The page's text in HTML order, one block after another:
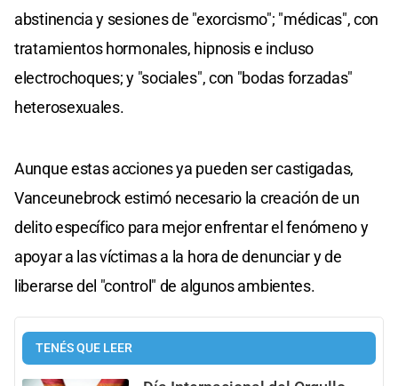
abstinencia y sesiones de "exorcismo"; "médicas", con
tratamientos hormonales, hipnosis e incluso
electrochoques; y "sociales", con "bodas forzadas"
heterosexuales.
Aunque estas acciones ya pueden ser castigadas,
Vanceunebrock estimó necesario la creación de un
delito específico para mejor enfrentar el fenómeno y
apoyar a las víctimas a la hora de denunciar y de
liberarse del "control" de algunos ambientes.
TENÉS QUE LEER